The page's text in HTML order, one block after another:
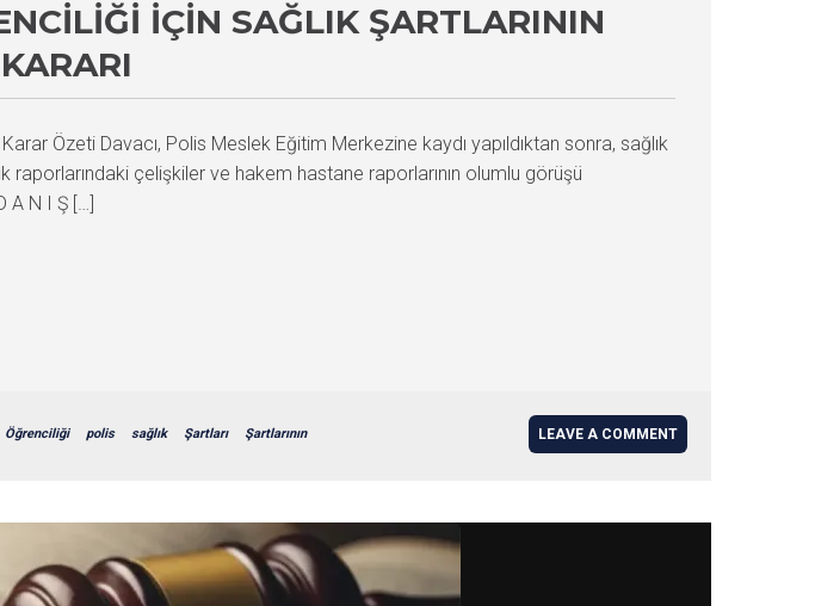
İÇIN SAĞLIK ŞARTLARININ
Karar Özeti Davacı, Polis Meslek Eğitim Merkezine kaydı yapıldıktan sonra, sağlık
raporlarındaki çelişkiler ve hakem hastane raporlarının olumlu görüşü
A N I Ş […]
Öğrenciliği polis sağlık Şartları Şartlarının LEAVE A COMMENT